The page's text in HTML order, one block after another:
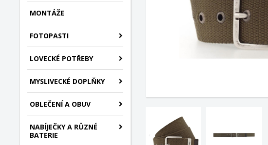
MONTÁŽE
FOTOPASTI
LOVECKÉ POTŘEBY
MYSLIVECKÉ DOPLŇKY
OBLEČENÍ A OBUV
NABÍJEČKY A RŮZNÉ
BATERIE